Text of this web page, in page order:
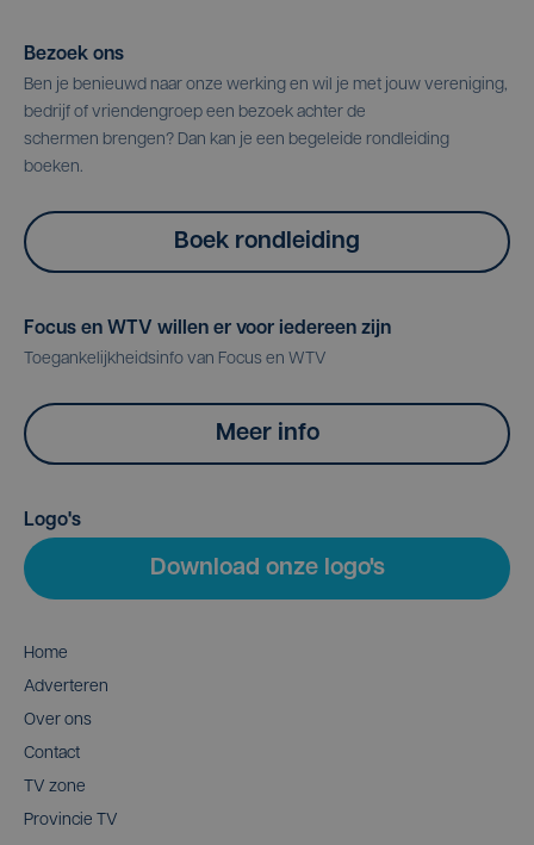
Bezoek ons
Ben je benieuwd naar onze werking en wil je met jouw vereniging,
bedrijf of vriendengroep een bezoek achter de
schermen brengen? Dan kan je een begeleide rondleiding
boeken.
Boek rondleiding
Focus en WTV willen er voor iedereen zijn
Toegankelijkheidsinfo van Focus en WTV
Meer info
Logo's
Download onze logo's
Home
Adverteren
Over ons
Contact
TV zone
Provincie TV